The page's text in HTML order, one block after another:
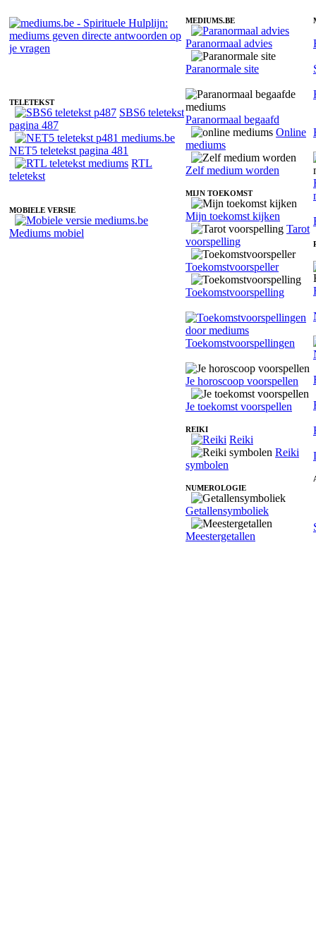
TELETEKST
SBS6 teletekst
pagina 487
NET5 teletekst pagina 481
RTL
teletekst
MOBIELE VERSIE
Mediums mobiel
MEDIUMS.BE
Paranormaal advies
Paranormale site
Paranormaal begaafd
Online
mediums
Zelf medium worden
MIJN TOEKOMST
Mijn toekomst kijken
Tarot
voorspelling
Toekomstvoorspeller
Toekomstvoorspelling
Toekomstvoorspellingen
Je horoscoop voorspellen
Je toekomst voorspellen
REIKI
Reiki
Reiki
symbolen
NUMEROLOGIE
Getallensymboliek
Meestergetallen